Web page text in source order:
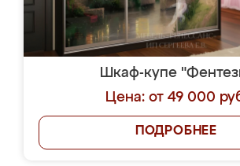
Шкаф-купе
Цена: от 49 000
ПОДРОБНЕЕ